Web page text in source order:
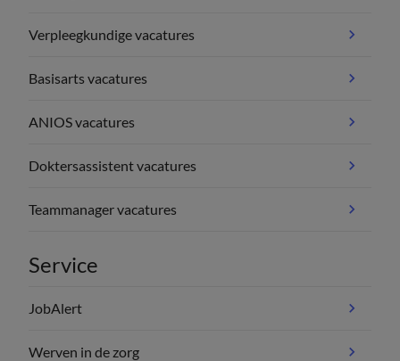
Verpleegkundige vacatures
Basisarts vacatures
ANIOS vacatures
Doktersassistent vacatures
Teammanager vacatures
Service
JobAlert
Werven in de zorg